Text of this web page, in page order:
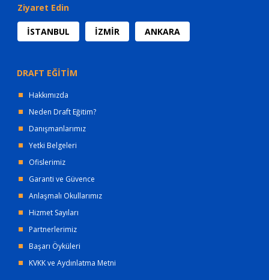
Ziyaret Edin
İSTANBUL İZMİR ANKARA
DRAFT EĞİTİM
Hakkımızda
Neden Draft Eğitim?
Danışmanlarımız
Yetki Belgeleri
Ofislerimiz
Garanti ve Güvence
Anlaşmalı Okullarımız
Hizmet Sayıları
Partnerlerimiz
Başarı Öyküleri
KVKK ve Aydınlatma Metni